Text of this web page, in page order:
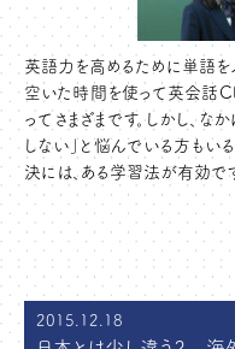
英語力を高めるために単語を
空いた時間を使って英会話
ってさまざまです。しかし、
しない」と悩んでいる方もい
決には、ある学習法が有効で
2015.12.18